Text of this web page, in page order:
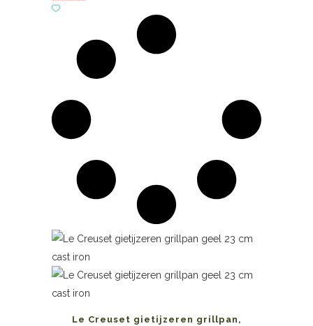
Le Creuset gietijzeren grillpan,